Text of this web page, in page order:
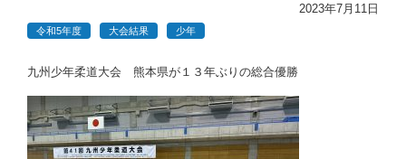
2023年7月11日
令和5年度 大会結果 少年
九州少年柔道大会 熊本県が１３年ぶりの総合優勝